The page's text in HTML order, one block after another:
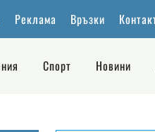
Реклама Връзки
Спорт Новини